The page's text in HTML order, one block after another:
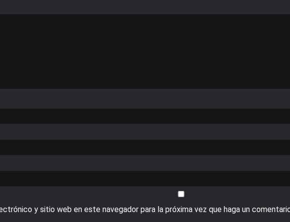
y sitio web en este navegador para la próxima vez que haga un